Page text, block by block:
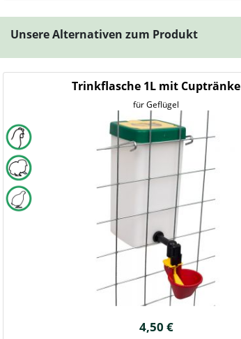
Unsere Alternativen zum Produkt
Trinkflasche 1L mit Cuptränke
für Geflügel
4,50 €